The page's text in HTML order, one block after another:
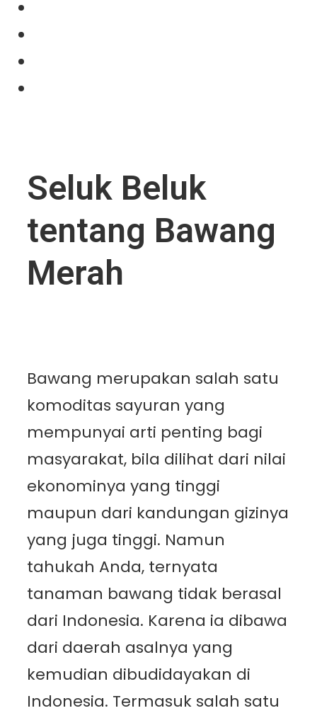
Seluk Beluk
tentang Bawang
Merah
Bawang merupakan salah satu
komoditas sayuran yang
mempunyai arti penting bagi
masyarakat, bila dilihat dari nilai
ekonominya yang tinggi
maupun dari kandungan gizinya
yang juga tinggi. Namun
tahukah Anda, ternyata
tanaman bawang tidak berasal
dari Indonesia. Karena ia dibawa
dari daerah asalnya yang
kemudian dibudidayakan di
Indonesia. Termasuk salah satu